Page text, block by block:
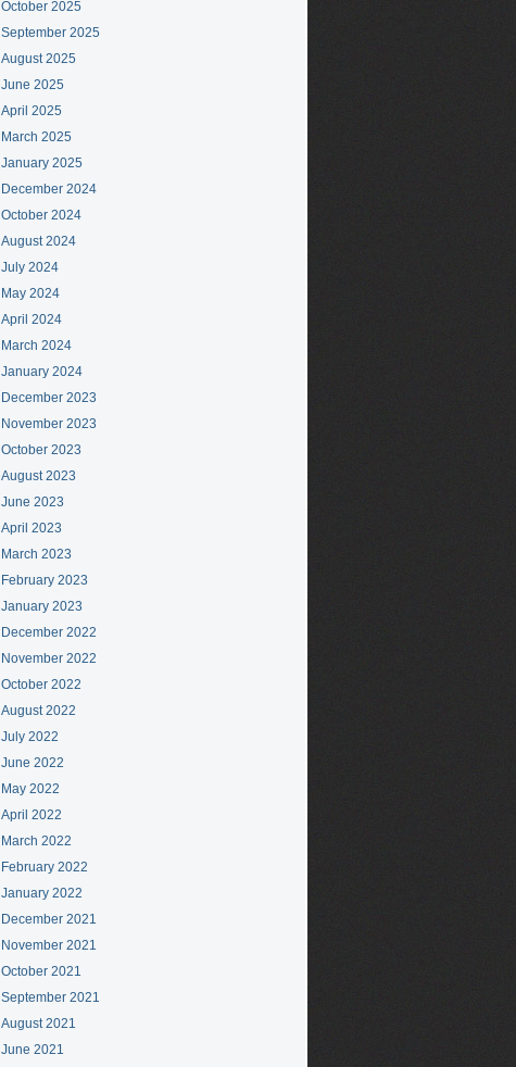
October 2025
September 2025
August 2025
June 2025
April 2025
March 2025
January 2025
December 2024
October 2024
August 2024
July 2024
May 2024
April 2024
March 2024
January 2024
December 2023
November 2023
October 2023
August 2023
June 2023
April 2023
March 2023
February 2023
January 2023
December 2022
November 2022
October 2022
August 2022
July 2022
June 2022
May 2022
April 2022
March 2022
February 2022
January 2022
December 2021
November 2021
October 2021
September 2021
August 2021
June 2021